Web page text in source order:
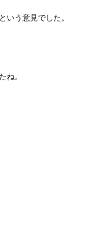
という意見でした。
ね。